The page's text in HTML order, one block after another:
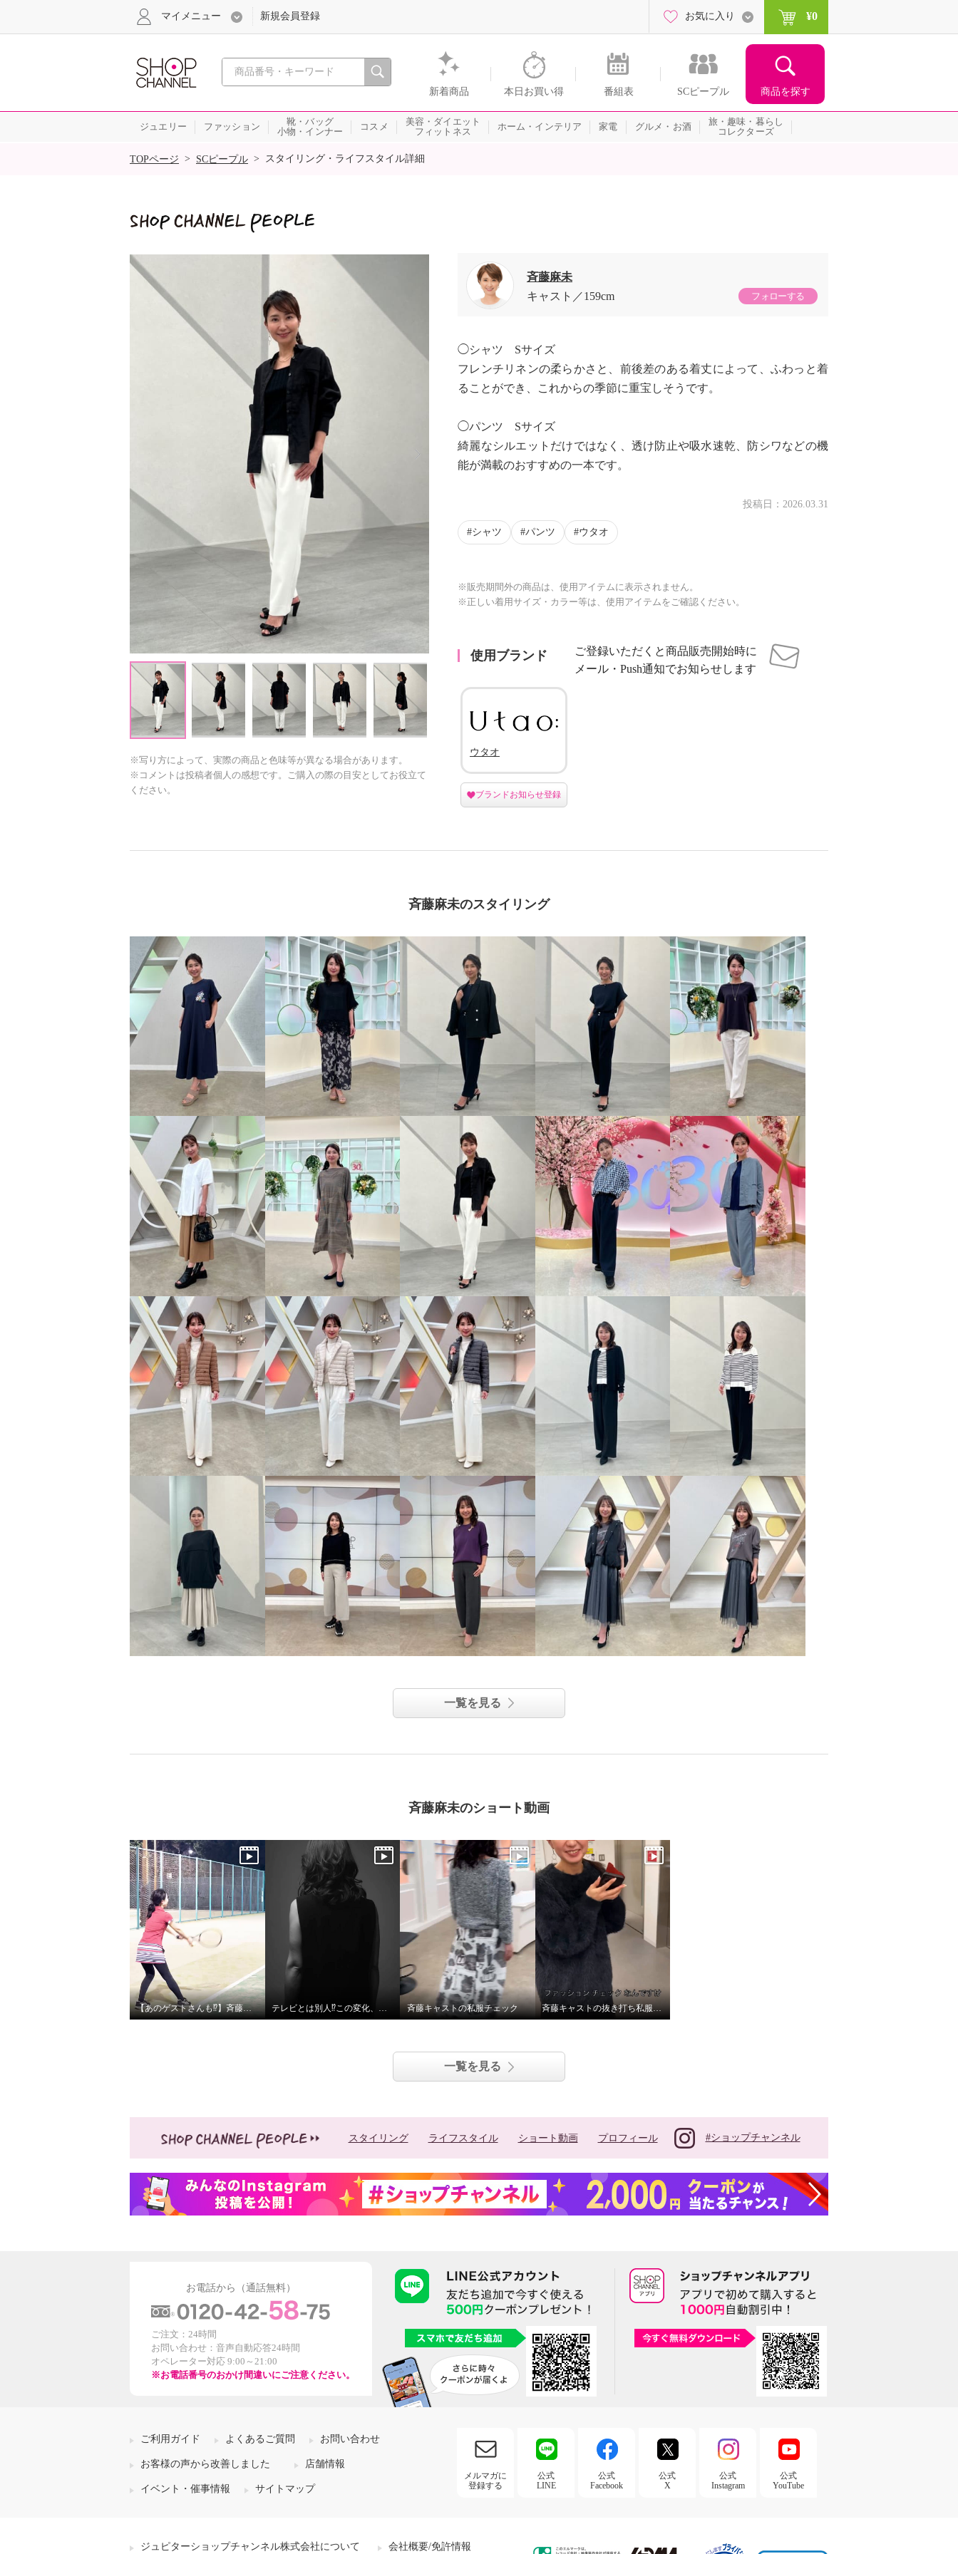
心おどる、瞬間を。通販・テレビショッピングのショップチャンネル
新着商品 本日お買い得 番組表 SCピープル 商品を探す
マイメニュー 新規会員登録 お気に入り ¥0
ジュエリー ファッション
靴・バッグ
小物・インナー
コスメ
美容・ダイエット
フィットネス
ホーム・インテリア 家電 グルメ・お酒
旅・趣味・暮らし
コレクターズ
SALE
TOPページ > SCピープル > スタイリング・ライフスタイル詳細
※写り方によって、実際の商品と色味等が異なる場合があります。
※コメントは投稿者個人の感想です。ご購入の際の目安としてお役立て
ください。
斉藤麻未
キャスト
159cm フォローする
◯シャツ Sサイズ
フレンチリネンの柔らかさと、前後差のある着丈によって、ふわっと着
ることができ、これからの季節に重宝しそうです。
◯パンツ Sサイズ
綺麗なシルエットだけではなく、透け防止や吸水速乾、防シワなどの機
能が満載のおすすめの一本です。
投稿日： 2026.03.31
シャツ パンツ ウタオ
※販売期間外の商品は、使用アイテムに表示されません。
※正しい着用サイズ・カラー等は、使用アイテムをご確認ください。
使用ブランド
ご登録いただくと商品販売開始時に
メール・Push通知でお知らせします
ウタオ
ブランドお知らせ登録
斉藤麻未のスタイリング
一覧を見る
斉藤麻未のショート動画
【あのゲストさんも⁉︎】斉藤キャストのテニス姿 テレビとは別人⁉︎この変化、見逃せない！ 斉藤キャストの私服チェック 斉藤キャストの抜き打ち私服チェック
一覧を見る
スタイリング ライフスタイル ショート動画 プロフィール #ショップチャンネル
お電話から（通話無料）
ご注文：24時間
お問い合わせ：音声自動応答24時間
オペレーター対応 9:00～21:00
※お電話番号のおかけ間違いにご注意ください。
ご利用ガイド よくあるご質問 お問い合わせ
お客様の声から改善しました 店舗情報
イベント・催事情報 サイトマップ
メルマガに
登録する
公式
LINE
公式
Facebook
公式
X
公式
Instagram
公式
YouTube
ジュピターショップチャンネル株式会社について 会社概要/免許情報